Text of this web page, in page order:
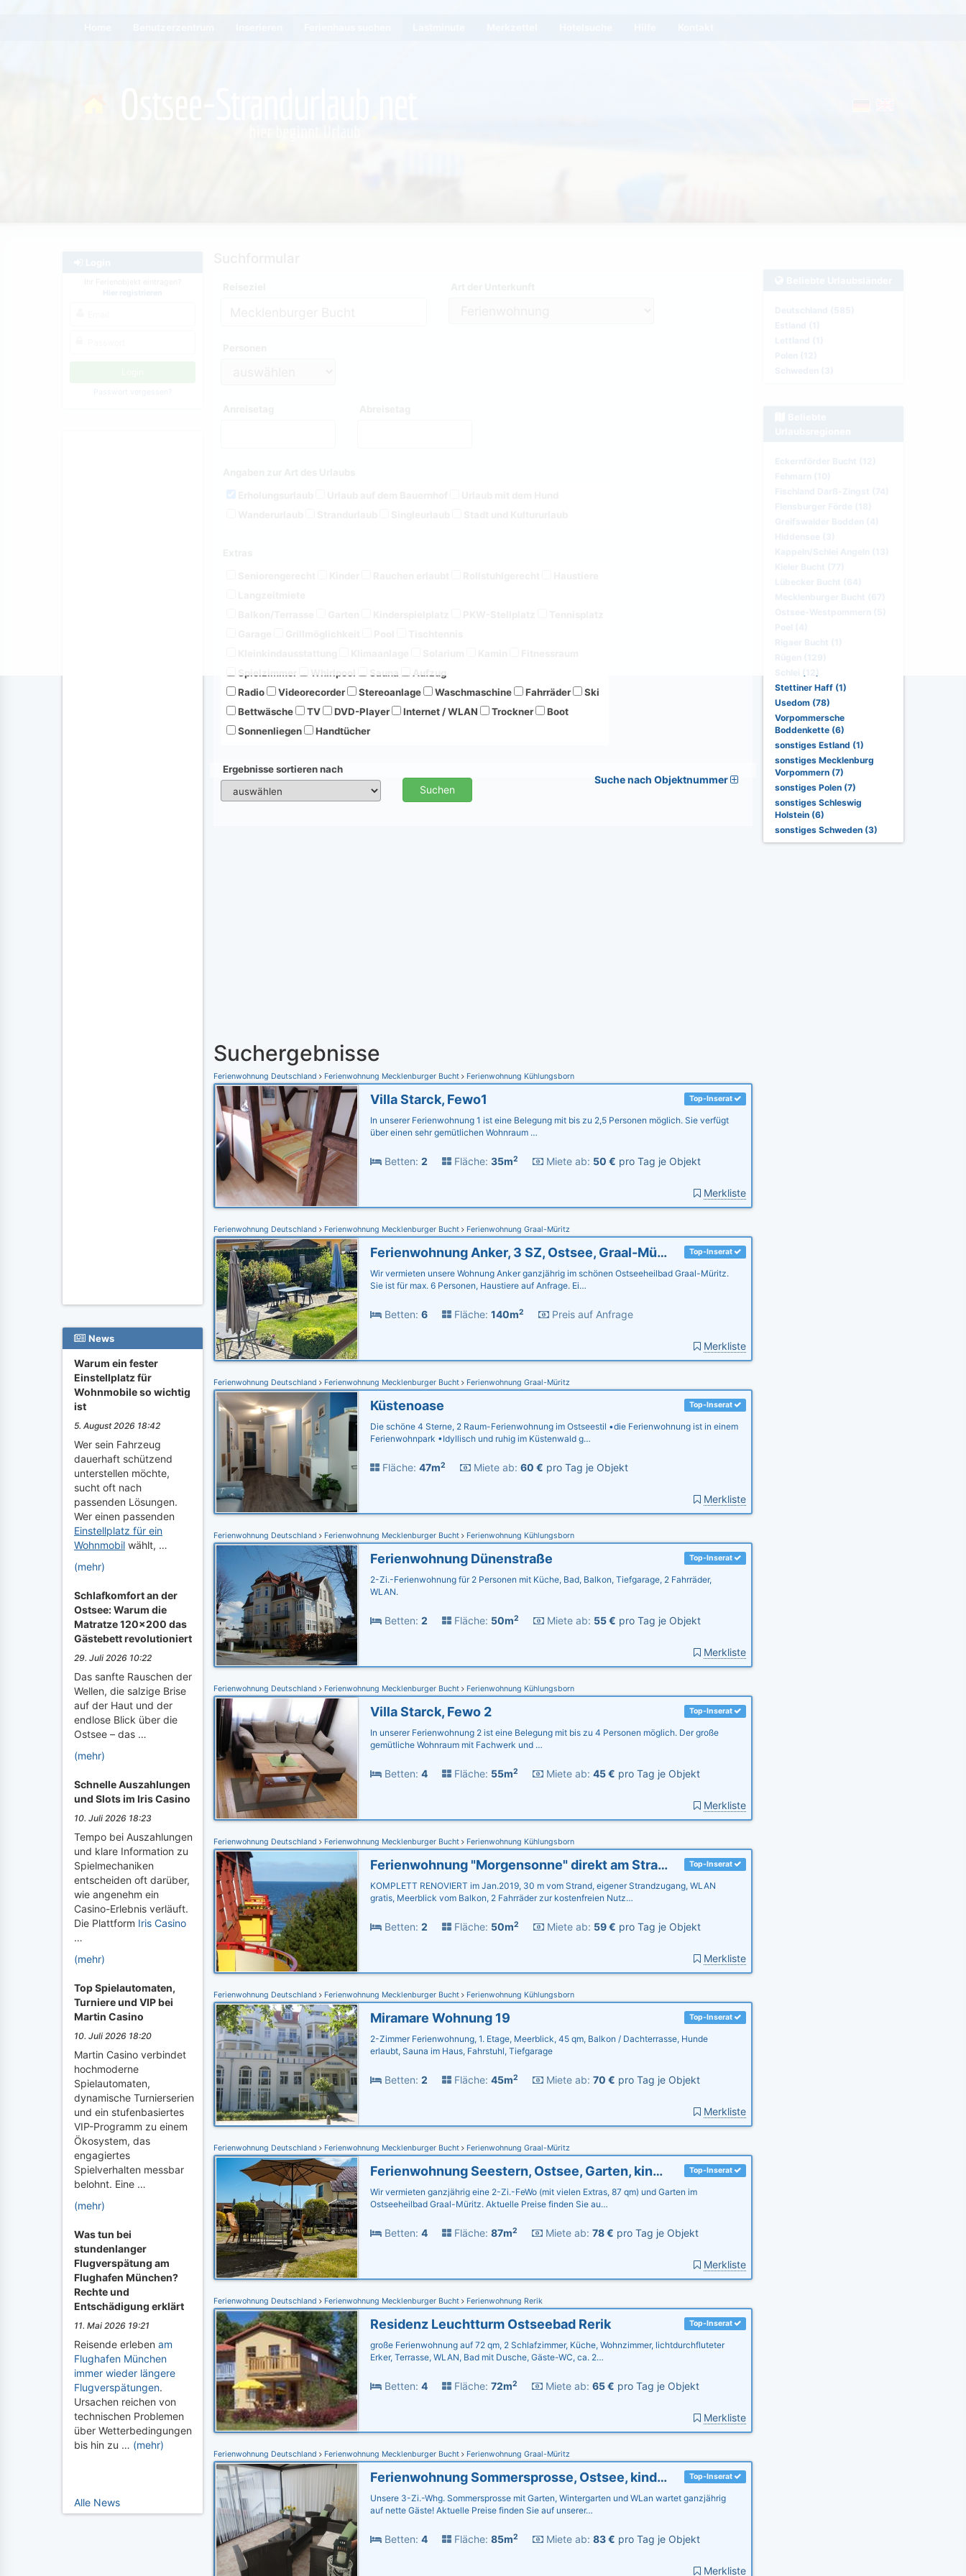
News
Warum ein fester
Einstellplatz für
Wohnmobile so wichtig
ist
5. August 2026 18:42
Wer sein Fahrzeug
dauerhaft schützend
unterstellen möchte,
sucht oft nach
passenden Lösungen.
Wer einen passenden
Einstellplatz für ein
Wohnmobil wählt, …
(mehr)
Schlafkomfort an der
Ostsee: Warum die
Matratze 120x200 das
Gästebett revolutioniert
29. Juli 2026 10:22
Das sanfte Rauschen der
Wellen, die salzige Brise
auf der Haut und der
endlose Blick über die
Ostsee – das …
(mehr)
Schnelle Auszahlungen
und Slots im Iris Casino
10. Juli 2026 18:23
Tempo bei Auszahlungen
und klare Information zu
Spielmechaniken
entscheiden oft darüber,
wie angenehm ein
Casino-Erlebnis verläuft.
Die Plattform Iris Casino
…
(mehr)
Top Spielautomaten,
Turniere und VIP bei
Martin Casino
10. Juli 2026 18:20
Martin Casino verbindet
hochmoderne
Spielautomaten,
dynamische Turnierserien
und ein stufenbasiertes
VIP-Programm zu einem
Ökosystem, das
engagiertes
Spielverhalten messbar
belohnt. Eine …
(mehr)
Was tun bei
stundenlanger
Flugverspätung am
Flughafen München?
Rechte und
Entschädigung erklärt
11. Mai 2026 19:21
Reisende erleben am
Flughafen München
immer wieder längere
Flugverspätungen.
Ursachen reichen von
technischen Problemen
über Wetterbedingungen
bis hin zu … (mehr)
Alle News
Radio
Videorecorder Stereoanlage Waschmaschine Fahrräder
Ski
Bettwäsche
TV DVD-Player Internet / WLAN Trockner
Boot
Sonnenliegen
Handtücher
Ergebnisse sortieren nach
Suchen
Suche nach Objektnummer
Suchergebnisse
Ferienwohnung Deutschland Ferienwohnung Mecklenburger Bucht Ferienwohnung Kühlungsborn
Top-Inserat
Villa Starck, Fewo1
In unserer Ferienwohnung 1 ist eine Belegung mit bis zu 2,5 Personen möglich. Sie verfügt
über einen sehr gemütlichen Wohnraum …
Betten: 2 Fläche: 35m2 Miete ab: 50 € pro Tag je Objekt
Merkliste
Ferienwohnung Deutschland Ferienwohnung Mecklenburger Bucht Ferienwohnung Graal-Müritz
Top-Inserat
Ferienwohnung Anker, 3 SZ, Ostsee, Graal-Müritz mit Garten
Wir vermieten unsere Wohnung Anker ganzjährig im schönen Ostseeheilbad Graal-Müritz.
Sie ist für max. 6 Personen, Haustiere auf Anfrage. Ei…
Betten: 6 Fläche: 140m2 Preis auf Anfrage
Merkliste
Ferienwohnung Deutschland Ferienwohnung Mecklenburger Bucht Ferienwohnung Graal-Müritz
Top-Inserat
Küstenoase
Die schöne 4 Sterne, 2 Raum-Ferienwohnung im Ostseestil •die Ferienwohnung ist in einem
Ferienwohnpark •Idyllisch und ruhig im Küstenwald g…
Fläche: 47m2 Miete ab: 60 € pro Tag je Objekt
Merkliste
Ferienwohnung Deutschland Ferienwohnung Mecklenburger Bucht Ferienwohnung Kühlungsborn
Top-Inserat
Ferienwohnung Dünenstraße
2-Zi.-Ferienwohnung für 2 Personen mit Küche, Bad, Balkon, Tiefgarage, 2 Fahrräder,
WLAN.
Betten: 2 Fläche: 50m2 Miete ab: 55 € pro Tag je Objekt
Merkliste
Ferienwohnung Deutschland Ferienwohnung Mecklenburger Bucht Ferienwohnung Kühlungsborn
Top-Inserat
Villa Starck, Fewo 2
In unserer Ferienwohnung 2 ist eine Belegung mit bis zu 4 Personen möglich. Der große
gemütliche Wohnraum mit Fachwerk und …
Betten: 4 Fläche: 55m2 Miete ab: 45 € pro Tag je Objekt
Merkliste
Ferienwohnung Deutschland Ferienwohnung Mecklenburger Bucht Ferienwohnung Kühlungsborn
Top-Inserat
Ferienwohnung "Morgensonne" direkt am Strand
KOMPLETT RENOVIERT im Jan.2019, 30 m vom Strand, eigener Strandzugang, WLAN
gratis, Meerblick vom Balkon, 2 Fahrräder zur kostenfreien Nutz…
Betten: 2 Fläche: 50m2 Miete ab: 59 € pro Tag je Objekt
Merkliste
Ferienwohnung Deutschland Ferienwohnung Mecklenburger Bucht Ferienwohnung Kühlungsborn
Top-Inserat
Miramare Wohnung 19
2-Zimmer Ferienwohnung, 1. Etage, Meerblick, 45 qm, Balkon / Dachterrasse, Hunde
erlaubt, Sauna im Haus, Fahrstuhl, Tiefgarage
Betten: 2 Fläche: 45m2 Miete ab: 70 € pro Tag je Objekt
Merkliste
Ferienwohnung Deutschland Ferienwohnung Mecklenburger Bucht Ferienwohnung Graal-Müritz
Top-Inserat
Ferienwohnung Seestern, Ostsee, Garten, kinderfreundl.
Wir vermieten ganzjährig eine 2-Zi.-FeWo (mit vielen Extras, 87 qm) und Garten im
Ostseeheilbad Graal-Müritz. Aktuelle Preise finden Sie au…
Betten: 4 Fläche: 87m2 Miete ab: 78 € pro Tag je Objekt
Merkliste
Ferienwohnung Deutschland Ferienwohnung Mecklenburger Bucht Ferienwohnung Rerik
Top-Inserat
Residenz Leuchtturm Ostseebad Rerik
große Ferienwohnung auf 72 qm, 2 Schlafzimmer, Küche, Wohnzimmer, lichtdurchfluteter
Erker, Terrasse, WLAN, Bad mit Dusche, Gäste-WC, ca. 2…
Betten: 4 Fläche: 72m2 Miete ab: 65 € pro Tag je Objekt
Merkliste
Ferienwohnung Deutschland Ferienwohnung Mecklenburger Bucht Ferienwohnung Graal-Müritz
Top-Inserat
Ferienwohnung Sommersprosse, Ostsee, kinderfrdl., Garten
Unsere 3-Zi.-Whg. Sommersprosse mit Garten, Wintergarten und WLan wartet ganzjährig
auf nette Gäste! Aktuelle Preise finden Sie auf unserer…
Betten: 4 Fläche: 85m2 Miete ab: 83 € pro Tag je Objekt
Merkliste
Stettiner Haff (1)
Usedom (78)
Vorpommersche
Boddenkette (6)
sonstiges Estland (1)
sonstiges Mecklenburg
Vorpommern (7)
sonstiges Polen (7)
sonstiges Schleswig
Holstein (6)
sonstiges Schweden (3)